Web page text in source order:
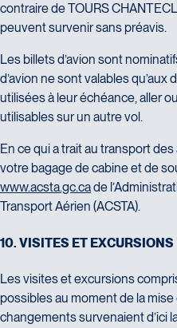
contraire de TOURS
peuvent survenir sans préavis.
Les billets d’avion sont
d’avion ne sont valables
utilisées à leur échéance, aller
utilisables sur un autre vol.
En ce qui a trait au transport
votre bagage de cabine et de
www.acsta.gc.cade
Transport Aérien (ACSTA).
10. VISITES ET EXCURSIONS
Les visites et excursions
possibles au moment de la
changements survenaient d’ici